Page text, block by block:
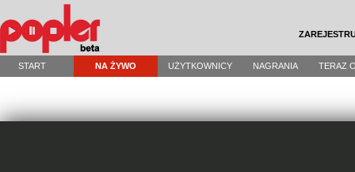
START NA ŻYWO UŻYTKOWNICY NAGRANIA TERAZ